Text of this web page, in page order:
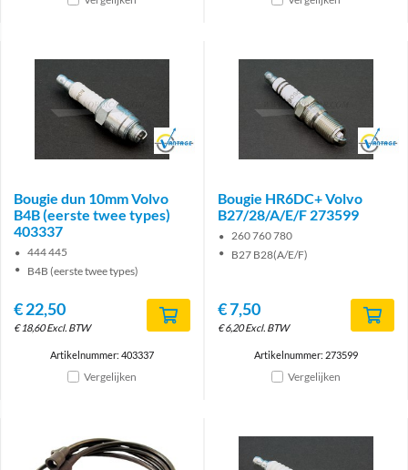
Brand
Bougie dun 10mm Volvo
B4B (eerste twee types)
403337
444 445
B4B (eerste twee types)
€22,50
€18,60 Excl. BTW
Artikelnummer: 403337
Vergelijken
Brand
Bougie HR6DC+ Volvo
B27/28/A/E/F 273599
260 760 780
B27 B28(A/E/F)
€7,50
€6,20 Excl. BTW
Artikelnummer: 273599
Vergelijken